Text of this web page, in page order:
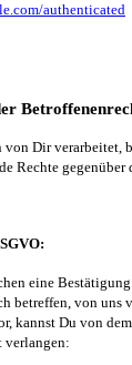
authenticated
von Dir verarbeitet,
Rechte
eine
betreffen, von uns
kannst Du von
verlangen: